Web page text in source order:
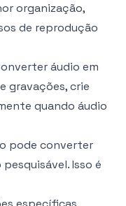
organização,
de reprodução
áudio em
gravações, crie
quando áudio
pode converter
Isso é